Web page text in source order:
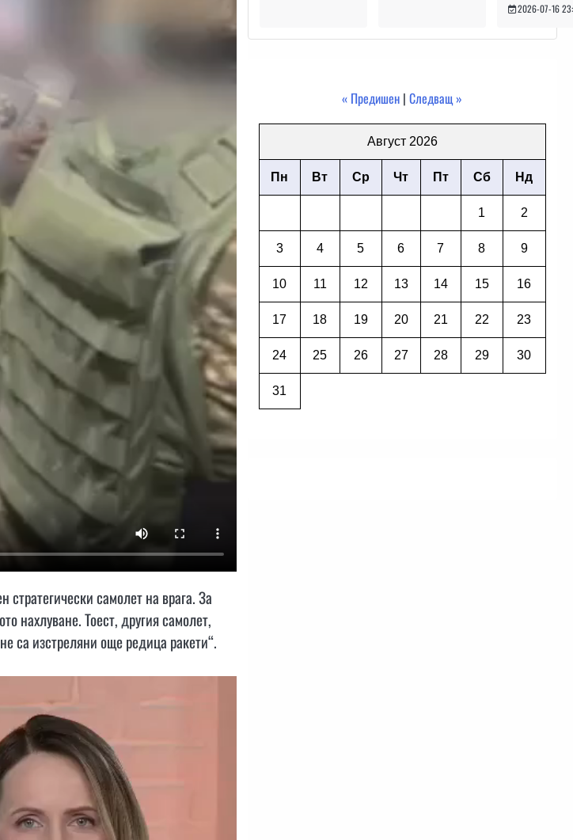
самолет на врага. За
нахлуване. Тоест, другия самолет,
са изстреляни още редица ракети“.
2026-07-16
« Предишен |Следващ »
Август 2026
Пн Вт Ср Чт Пт Сб Нд
1 2
3 4 5 6 7 8 9
10 11 12 13 14 15 16
17 18 19 20 21 22 23
24 25 26 27 28 29 30
31